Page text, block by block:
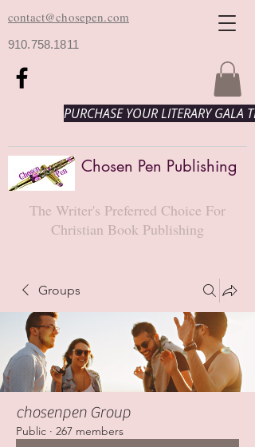
contact@chosepen.com
910.758.1811
PURCHASE YOUR LITERARY GALA
Chosen Pen Publishing
The Writer's Preferred Choice For
Christian Book Publishing
Groups
chosenpen Group
Public · 267 members